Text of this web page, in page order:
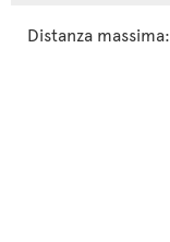
Distanza massima: